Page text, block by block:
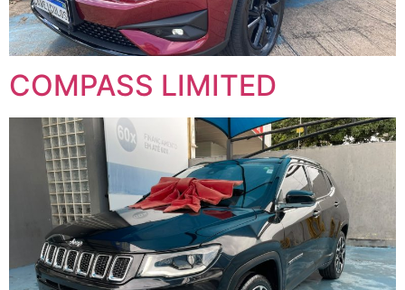
COMPASS LIMITED